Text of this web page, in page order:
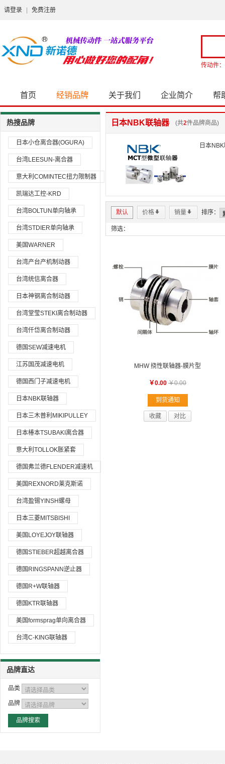
请登录 免费注册
传动件：
首页 经销品牌 关于我们 企业简介 帮
热搜品牌
日本小仓离合器(OGURA)
台湾LEESUN-离合器
意大利COMINTEC扭力限制器
凯瑞达工控-KRD
台湾BOLTUN单向轴承
台湾STDIER单向轴承
美国WARNER
台湾产台产机制动器
台湾统信离合器
日本神钢离合制动器
台湾堂莹STEKI离合制动器
台湾仟岱离合制动器
德国SEW减速电机
江苏国茂减速电机
德国西门子减速电机
日本NBK联轴器
日本三木普利MIKIPULLEY
日本椿本TSUBAKI离合器
意大利TOLLOK胀紧套
德国弗兰德FLENDER减速机
美国REXNORD莱克斯诺
台湾盈锡YINSH螺母
日本三菱MITSBISHI
美国LOYEJOY联轴器
德国STIEBER超越离合器
德国RINGSPANN逆止器
德国R+W联轴器
德国KTR联轴器
美国formsprag单向离合器
台湾C-KING联轴器
品牌直达
品类
品牌
日本NBK联轴器 (共2件品牌商品)
日本
默认 价格* 销量* 排序：
筛选：
MHW 挠性联轴器-膜片型
￥0.00 ￥0.00
到货通知
收藏 对比